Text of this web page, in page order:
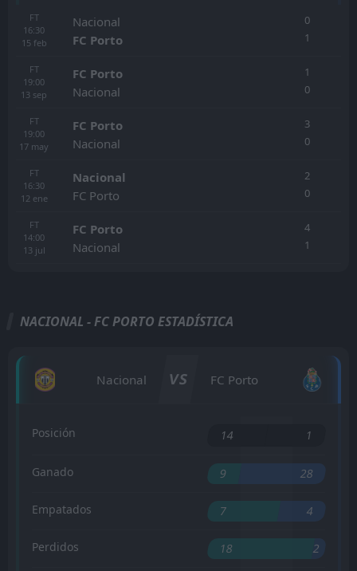
FT
16:30
15 feb
Nacional
FC Porto
0
1
FT
19:00
13 sep
FC Porto
Nacional
1
0
FT
19:00
17 may
FC Porto
Nacional
3
0
FT
16:30
12 ene
Nacional
FC Porto
2
0
FT
14:00
13 jul
FC Porto
Nacional
4
1
NACIONAL - FC PORTO ESTADÍSTICA
Nacional VS FC Porto
Posición 14 1
Ganado 9 28
Empatados 7 4
Perdidos 18 2